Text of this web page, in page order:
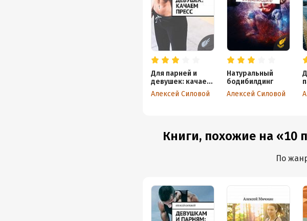
Для парней и
девушек: качаем
пресс
Алексей Силовой
Натуральный
бодибилдинг
Алексей Силовой
Книги, похожие на «10
По